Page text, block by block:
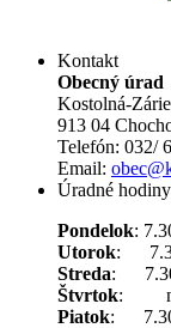
Kontakt
Obecný úrad
Kostolná-
913 04
Telefón: 032/
Email:
Úradné hodiny
Pondelok:
Utorok:
Streda: 7.30-
Štvrtok:
Piatok: 7.30-